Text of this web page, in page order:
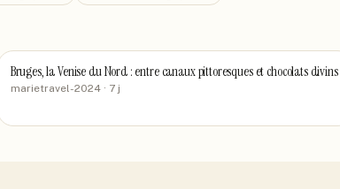
Bruges, la Venise du Nord : entre canaux pittoresques et chocolats divins
marietravel-2024· 7 j